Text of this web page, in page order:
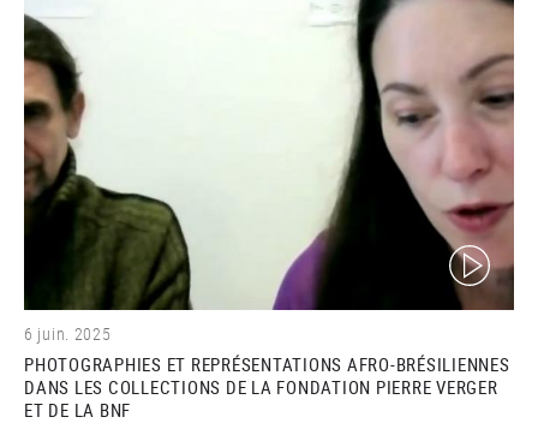
(video)
6 juin. 2025
PHOTOGRAPHIES ET REPRÉSENTATIONS AFRO-BRÉSILIENNES
DANS LES COLLECTIONS DE LA FONDATION PIERRE VERGER
ET DE LA BNF